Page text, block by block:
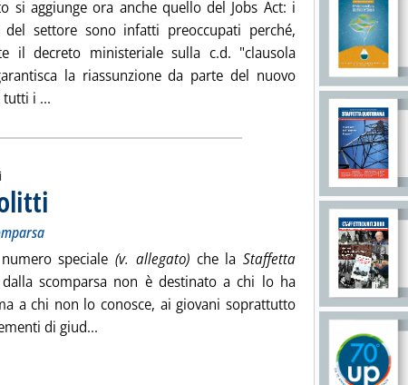
si aggiunge ora anche quello del Jobs Act: i
del settore sono infatti preoccupati perché,
il decreto ministeriale sulla c.d. "clausola
la riassunzione da parte del nuovo
tutti i ... Leggi tutta la notizia: 'Gare gas: grana Jobs Act,
. Sottotitolo: Speciale della Staffetta a un mese dalla scomparsa
speciale(v. allegato)che laStaffetta
scomparsa non è destinato a chi lo ha
a chi non lo conosce, ai giovani soprattutto
di giud... Leggi tutta la notizia: 'Mattei e la laurea di